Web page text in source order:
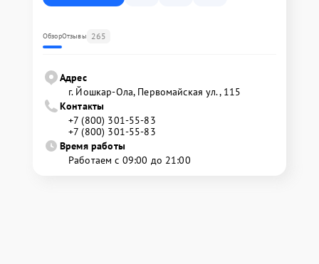
ОбзорОтзывы 265
Адрес
г. Йошкар-Ола, Первомайская ул., 115
Контакты
+7 (800) 301-55-83
+7 (800) 301-55-83
Время работы
Работаем с 09:00 до 21:00